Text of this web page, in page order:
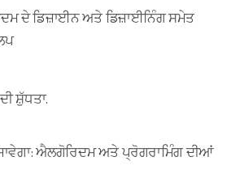
ਦੇ ਡਿਜ਼ਾਈਨ ਅਤੇ ਡਿਜ਼ਾਈਨਿੰਗ ਸਮੇਤ
ਸ਼ੁੱਧਤਾ.
ਐਲਗੋਰਿਦਮ ਅਤੇ ਪ੍ਰੋਗਰਾਮਿੰਗ ਦੀਆਂ